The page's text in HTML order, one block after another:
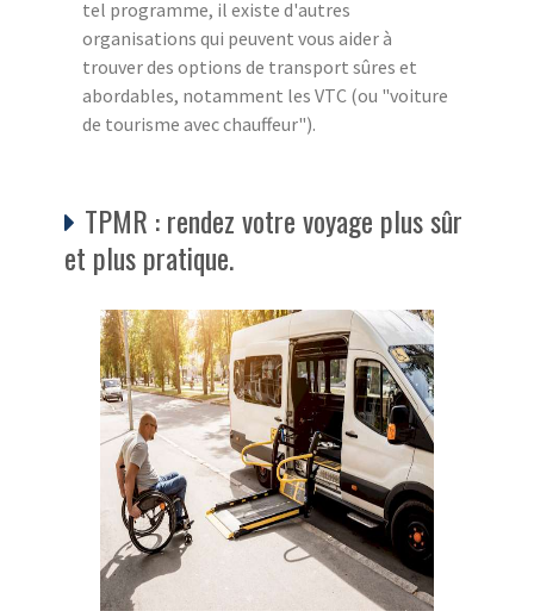
tel programme, il existe d'autres
organisations qui peuvent vous aider à
trouver des options de transport sûres et
abordables, notamment les VTC (ou "voiture
de tourisme avec chauffeur").
TPMR : rendez votre voyage plus sûr
et plus pratique.